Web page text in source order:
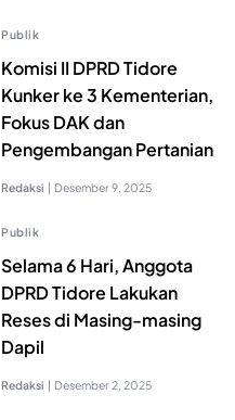
Publik
Komisi II DPRD Tidore
Kunker ke 3 Kementerian,
Fokus DAK dan
Pengembangan Pertanian
Redaksi | Desember 9, 2025
Publik
Selama 6 Hari, Anggota
DPRD Tidore Lakukan
Reses di Masing-masing
Dapil
Redaksi | Desember 2, 2025